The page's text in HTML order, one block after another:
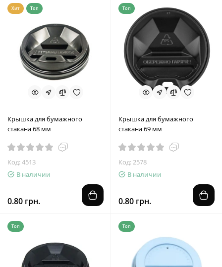
Хит Топ
Крышка для бумажного
стакана 68 мм
Код: 4513
В наличии
0.80 грн.
Топ
Крышка для бумажного
стакана 69 мм
Код: 2578
В наличии
0.80 грн.
Топ Топ